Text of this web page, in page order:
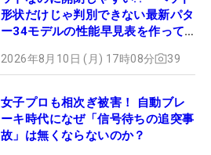
形状だけじゃ判別できない最新パタ
ー34モデルの性能早見表を作って
2026年8月10日 (月) 17時08分 39
女子プロも相次ぎ被害！ 自動ブレ
ーキ時代になぜ「信号待ちの追突事
故」は無くならないのか？